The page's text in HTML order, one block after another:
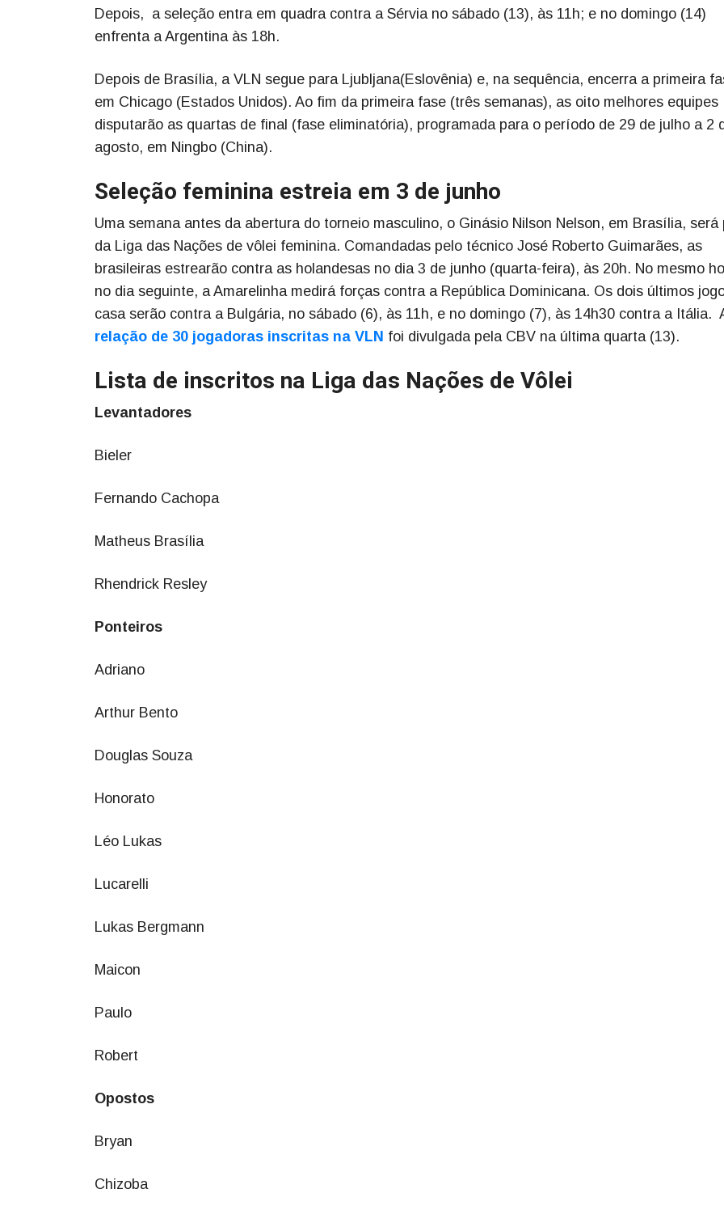
Depois, a seleção entra em quadra contra a Sérvia no sábado (13), às 11h; e no domingo (14)
enfrenta a Argentina às 18h.
Depois de Brasília, a VLN segue para Ljubljana(Eslovênia) e, na sequência, encerra a primeira
em Chicago (Estados Unidos). Ao fim da primeira fase (três semanas), as oito melhores equipes
disputarão as quartas de final (fase eliminatória), programada para o período de 29 de julho a 2
agosto, em Ningbo (China).
Seleção feminina estreia em 3 de junho
Uma semana antes da abertura do torneio masculino, o Ginásio Nilson Nelson, em Brasília, será
da Liga das Nações de vôlei feminina. Comandadas pelo técnico José Roberto Guimarães, as
brasileiras estrearão contra as holandesas no dia 3 de junho (quarta-feira), às 20h. No mesmo
no dia seguinte, a Amarelinha medirá forças contra a República Dominicana. Os dois últimos
casa serão contra a Bulgária, no sábado (6), às 11h, e no domingo (7), às 14h30 contra a Itália.
relação de 30 jogadoras inscritas na VLN foi divulgada pela CBV na última quarta (13).
Lista de inscritos na Liga das Nações de Vôlei
Levantadores
Bieler
Fernando Cachopa
Matheus Brasília
Rhendrick Resley
Ponteiros
Adriano
Arthur Bento
Douglas Souza
Honorato
Léo Lukas
Lucarelli
Lukas Bergmann
Maicon
Paulo
Robert
Opostos
Bryan
Chizoba